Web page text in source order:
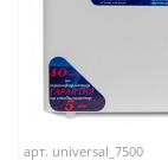
арт. universal_7500